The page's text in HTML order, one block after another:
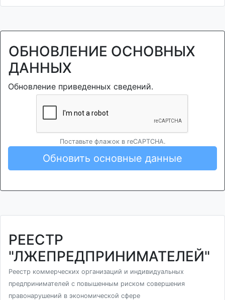
ОБНОВЛЕНИЕ ОСНОВНЫХ
ДАННЫХ
Обновление приведенных сведений.
Поставьте флажок в reCAPTCHA.
Обновить основные данные
РЕЕСТР
"ЛЖЕПРЕДПРИНИМАТЕЛЕЙ"
Реестр коммерческих организаций и индивидуальных
предпринимателей с повышенным риском совершения
правонарушений в экономической сфере